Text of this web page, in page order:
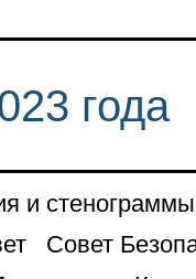
года
и стенограммы
Совет